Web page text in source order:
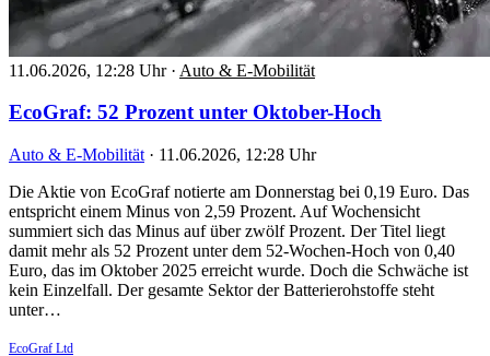
11.06.2026, 12:28 Uhr · Auto & E-Mobilität
EcoGraf: 52 Prozent unter Oktober-Hoch
Auto & E-Mobilität · 11.06.2026, 12:28 Uhr
Die Aktie von EcoGraf notierte am Donnerstag bei 0,19 Euro. Das
entspricht einem Minus von 2,59 Prozent. Auf Wochensicht
summiert sich das Minus auf über zwölf Prozent. Der Titel liegt
damit mehr als 52 Prozent unter dem 52-Wochen-Hoch von 0,40
Euro, das im Oktober 2025 erreicht wurde. Doch die Schwäche ist
kein Einzelfall. Der gesamte Sektor der Batterierohstoffe steht
unter…
EcoGraf Ltd